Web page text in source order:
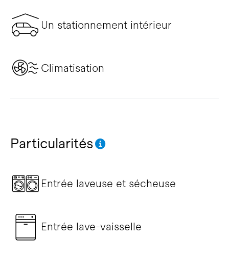
Un stationnement intérieur
Climatisation
Particularités
Entrée laveuse et sécheuse
Entrée lave-vaisselle